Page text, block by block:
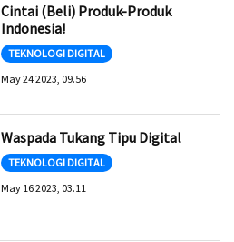
Cintai (Beli) Produk-Produk
Indonesia!
TEKNOLOGI DIGITAL
May 24 2023, 09.56
Waspada Tukang Tipu Digital
TEKNOLOGI DIGITAL
May 16 2023, 03.11